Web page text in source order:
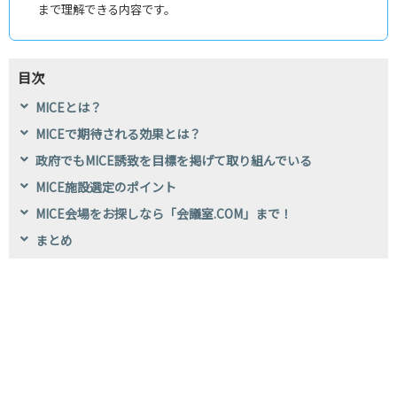
まで理解できる内容です。
目次
MICEとは？
MICEで期待される効果とは？
政府でもMICE誘致を目標を掲げて取り組んでいる
MICE施設選定のポイント
MICE会場をお探しなら「会議室.COM」まで！
まとめ